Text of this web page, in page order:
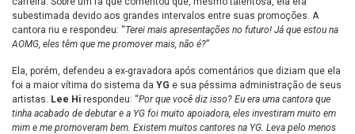
subestimada devido aos grandes intervalos entre suas promoções. A
cantora riu e respondeu: “Terei mais apresentações no futuro! Já que estou na
AOMG, eles têm que me promover mais, não é?”
Ela, porém, defendeu a ex-gravadora após comentários que diziam que ela
foi a maior vítima do sistema da YG e sua péssima administração de seus
artistas. Lee Hi respondeu: “Por que você diz isso? Eu era uma cantora que
tinha acabado de debutar e a YG foi muito apoiadora, eles investiram muito em
mim e me promoveram bem. Existem muitos cantores na YG. Leva pelo menos